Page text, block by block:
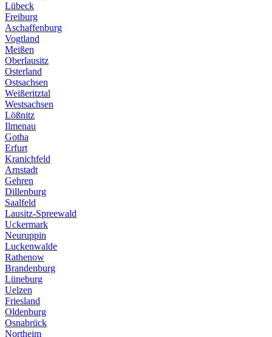
Lübeck
Freiburg
Aschaffenburg
Vogtland
Meißen
Oberlausitz
Osterland
Ostsachsen
Weißeritztal
Westsachsen
Lößnitz
Ilmenau
Gotha
Erfurt
Kranichfeld
Arnstadt
Gehren
Dillenburg
Saalfeld
Lausitz-Spreewald
Uckermark
Neuruppin
Luckenwalde
Rathenow
Brandenburg
Lüneburg
Uelzen
Friesland
Oldenburg
Osnabrück
Northeim